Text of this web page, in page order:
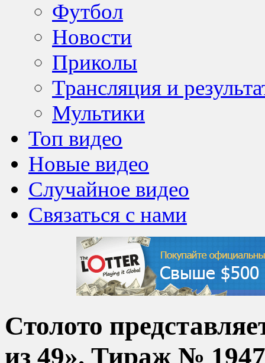
Футбол
Новости
Приколы
Трансляция и
Мультики
Топ видео
Новые видео
Случайное видео
Связаться с нами
Столото
из 49». Тираж №